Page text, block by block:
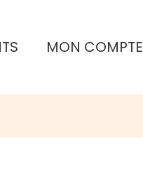
MON COMPTE